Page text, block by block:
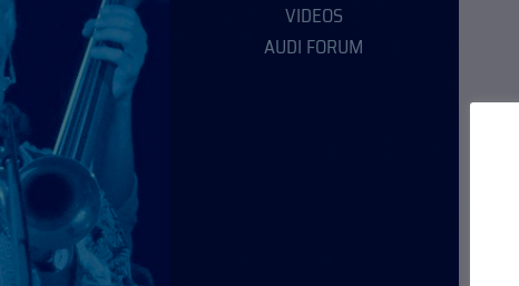
VIDEOS
AUDI FORUM